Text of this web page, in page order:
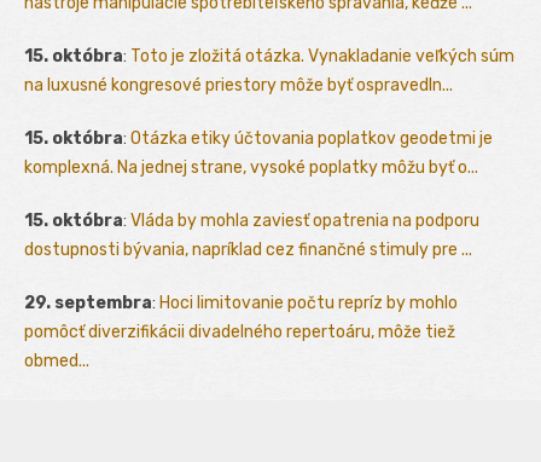
15. októbra: Toto je zložitá otázka. Vynakladanie veľkých súm
na luxusné kongresové priestory môže byť ospravedln...
15. októbra: Otázka etiky účtovania poplatkov geodetmi je
komplexná. Na jednej strane, vysoké poplatky môžu byť o...
15. októbra: Vláda by mohla zaviesť opatrenia na podporu
dostupnosti bývania, napríklad cez finančné stimuly pre ...
29. septembra: Hoci limitovanie počtu repríz by mohlo
pomôcť diverzifikácii divadelného repertoáru, môže tiež
obmed...